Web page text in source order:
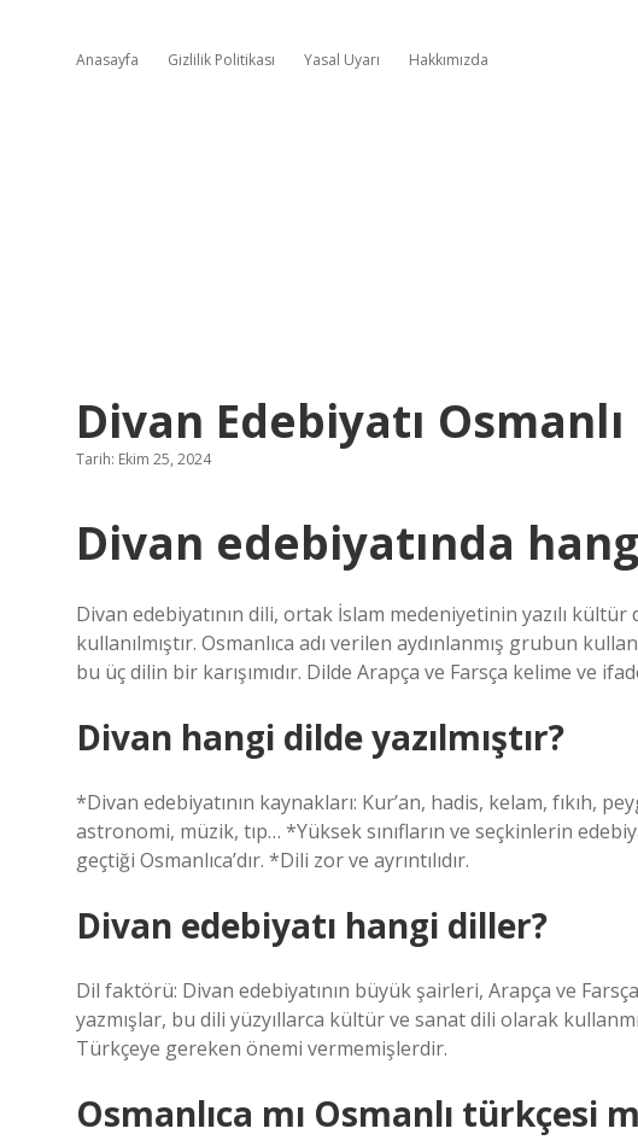
Anasayfa Gizlilik Politikası Yasal Uyarı Hakkımızda
Divan Edebiyatı
Tarih: Ekim 25, 2024
Divan edebiyatında
Divan edebiyatının dili, ortak İslam medeniyetinin yazılı kültür
kullanılmıştır. Osmanlıca adı verilen aydınlanmış grubun
bu üç dilin bir karışımıdır. Dilde Arapça ve Farsça kelime ve
Divan hangi dilde yazılmıştır?
*Divan edebiyatının kaynakları: Kur’an, hadis, kelam, fıkıh,
astronomi, müzik, tıp… *Yüksek sınıfların ve seçkinlerin
geçtiği Osmanlıca’dır. *Dili zor ve ayrıntılıdır.
Divan edebiyatı hangi diller?
Dil faktörü: Divan edebiyatının büyük şairleri, Arapça ve
yazmışlar, bu dili yüzyıllarca kültür ve sanat dili olarak
Türkçeye gereken önemi vermemişlerdir.
Osmanlıca mı Osmanlı türkçesi